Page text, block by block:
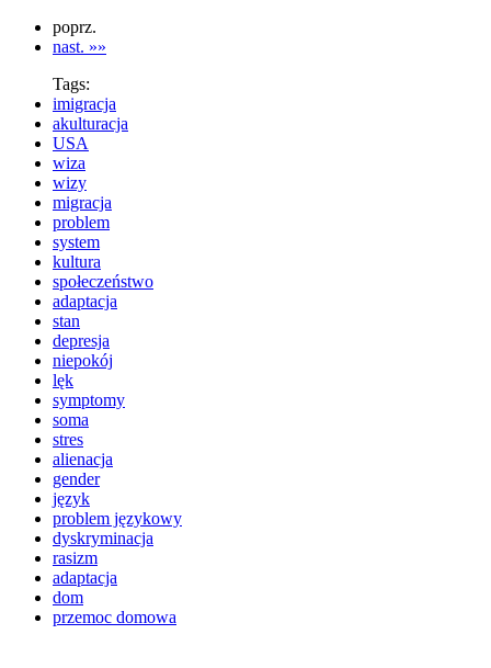
poprz.
nast. »»
Tags:
imigracja
akulturacja
USA
wiza
wizy
migracja
problem
system
kultura
społeczeństwo
adaptacja
stan
depresja
niepokój
lęk
symptomy
soma
stres
alienacja
gender
język
problem językowy
dyskryminacja
rasizm
adaptacja
dom
przemoc domowa